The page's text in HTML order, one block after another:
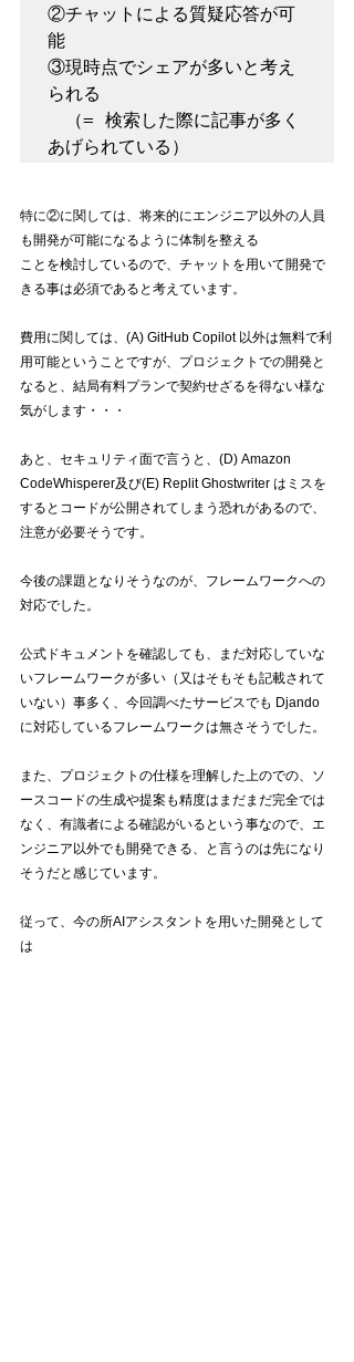
②チャットによる質疑応答が可
能
③現時点でシェアが多いと考え
られる
（= 検索した際に記事が多く
あげられている）
特に②に関しては、将来的にエンジニア以外の人員
も開発が可能になるように体制を整える
ことを検討しているので、チャットを用いて開発で
きる事は必須であると考えています。
費用に関しては、(A) GitHub Copilot 以外は無料で利
用可能ということですが、プロジェクトでの開発と
なると、結局有料プランで契約せざるを得ない様な
気がします・・・
あと、セキュリティ面で言うと、(D) Amazon
CodeWhisperer及び(E) Replit Ghostwriter はミスを
するとコードが公開されてしまう恐れがあるので、
注意が必要そうです。
今後の課題となりそうなのが、フレームワークへの
対応でした。
公式ドキュメントを確認しても、まだ対応していな
いフレームワークが多い（又はそもそも記載されて
いない）事多く、今回調べたサービスでも Djando
に対応しているフレームワークは無さそうでした。
また、プロジェクトの仕様を理解した上のでの、ソ
ースコードの生成や提案も精度はまだまだ完全では
なく、有識者による確認がいるという事なので、エ
ンジニア以外でも開発できる、と言うのは先になり
そうだと感じています。
従って、今の所AIアシスタントを用いた開発として
は